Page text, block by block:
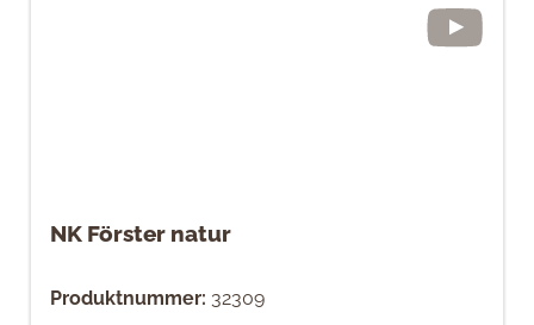
NK Förster natur
Produktnummer: 32309